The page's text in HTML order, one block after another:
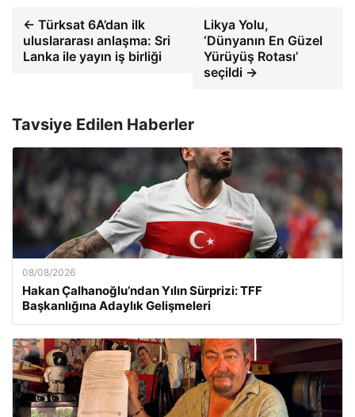
← Türksat 6A’dan ilk
uluslararası anlaşma: Sri
Lanka ile yayın iş birliği
Likya Yolu,
‘Dünyanın En Güzel
Yürüyüş Rotası’
seçildi →
Tavsiye Edilen Haberler
08/08/2026
Hakan Çalhanoğlu’ndan Yılın Sürprizi: TFF
Başkanlığına Adaylık Gelişmeleri